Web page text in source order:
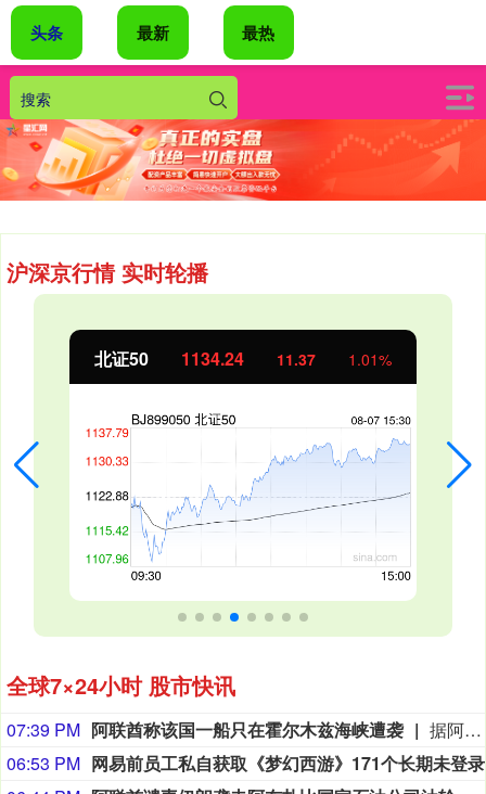
沪深京行情 实时轮播
北证50 1134.24 11.37 1.01%
全球7×24小时 股市快讯
07:39 PM 阿联酋称该国一船只在霍尔木兹海峡遭袭
据阿联酋通讯社8月8日报道，阿布扎比国家石油公司证实，该公司一艘船只当天凌晨在通过霍尔木兹海峡时遭导弹袭击。阿布扎比国家石油公司说，袭击未造成人员受伤，目前局面可控。该公司并未提供遭袭船只具体类型、导弹来源以及船只受损情况等更多细节。（新华社）
06:53 PM
头条 最新 最热